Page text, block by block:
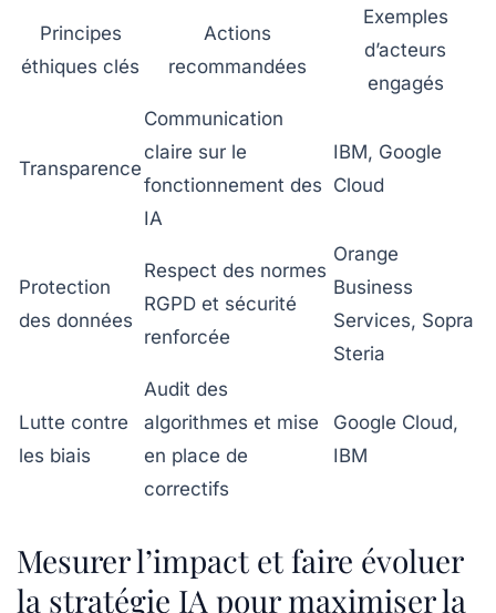
Principes
éthiques clés
Actions
recommandées
Exemples
d’acteurs
engagés
Transparence
Communication
claire sur le
fonctionnement des
IA
IBM, Google
Cloud
Protection
des données
Respect des normes
RGPD et sécurité
renforcée
Orange
Business
Services, Sopra
Steria
Lutte contre
les biais
Audit des
algorithmes et mise
en place de
correctifs
Google Cloud,
IBM
Mesurer l’impact et faire évoluer
la stratégie IA pour maximiser la